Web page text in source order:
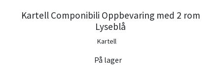
Kartell Componibili Oppbevaring med 2 rom
Lyseblå
Kartell
På lager